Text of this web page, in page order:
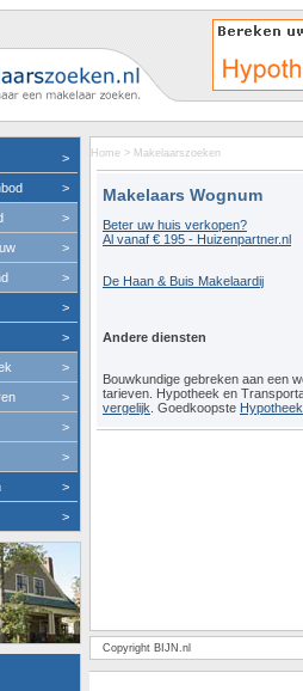
>
>
>
>
>
>
>
>
>
>
>
>
>
Home > Makelaarszoeken
Makelaars Wognum
Beter uw huis verkopen?
Al vanaf € 195 - Huizenpartner.nl
De Haan & Buis Makelaardij
Andere diensten
Bouwkundige gebreken aan een
tarieven. Hypotheek en
vergelijk . Goedkoopste
Copyright BIJN.nl